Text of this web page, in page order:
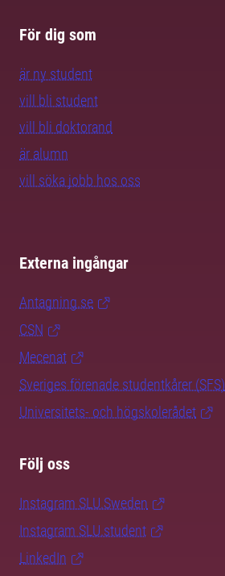
För dig som
är ny student
vill bli student
vill bli doktorand
är alumn
vill söka jobb hos oss
Externa ingångar
Antagning.se
CSN
Mecenat
Sveriges förenade studentkårer (SFS)
Universitets- och högskolerådet
Följ oss
Instagram SLU.Sweden
Instagram SLU.student
LinkedIn